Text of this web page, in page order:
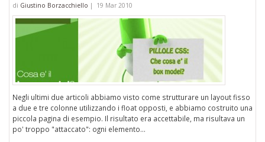
di Giustino Borzacchiello | 19 Mar 2010
Negli ultimi due articoli abbiamo visto come strutturare un layout fisso
a due e tre colonne utilizzando i float opposti, e abbiamo costruito una
piccola pagina di esempio. Il risultato era accettabile, ma risultava un
po' troppo "attaccato": ogni elemento...